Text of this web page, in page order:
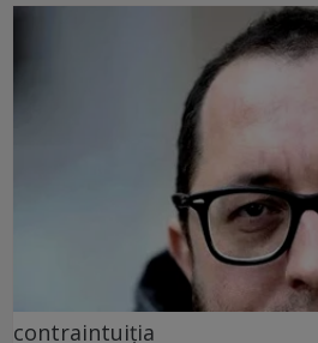
contraintuiția